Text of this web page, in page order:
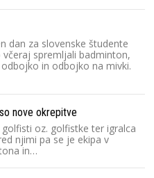
dan za slovenske študente
spremljali badminton,
in odbojko na mivki.
nove okrepitve
oz. golfistke ter igralca
njimi pa se je ekipa v
in…